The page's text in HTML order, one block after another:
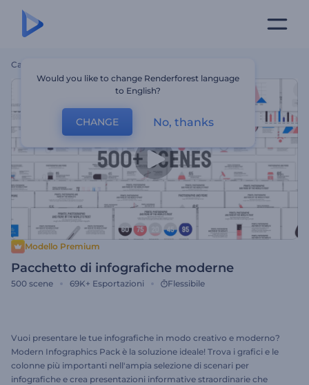
Casa
Modello Premium
Pacchetto di infografiche moderne
500 scene 69K+ Esportazioni Flessibile
Vuoi presentare le tue infografiche in modo creativo e moderno?
Modern Infographics Pack è la soluzione ideale! Trova i grafici e le
colonne più importanti nell'ampia selezione di scenari per
infografiche e crea presentazioni informative straordinarie che
Would you like to change Renderforest language
to English?
CHANGE No, thanks